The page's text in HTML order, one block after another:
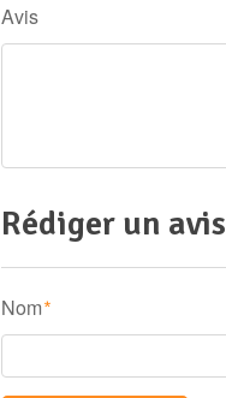
Avis
Rédiger un avis
Nom *